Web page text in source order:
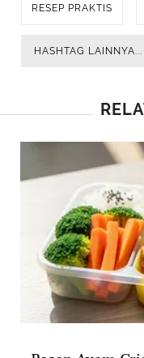
RESEP PRAKTIS
HASHTAG LAINNYA...